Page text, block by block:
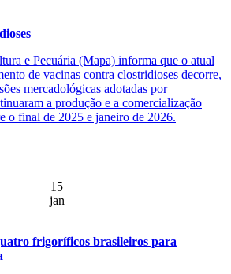
e Pecuária (Mapa) informa que o atual
de vacinas contra clostridioses decorre,
mercadológicas adotadas por
a produção e a comercialização
o final de 2025 e janeiro de 2026.
15
jan
frigoríficos brasileiros para